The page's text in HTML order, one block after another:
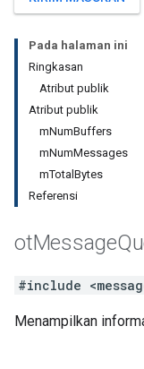
Pada halaman ini
Ringkasan
Atribut publik
Atribut publik
mNumBuffers
mNumMessages
mTotalBytes
Referensi
otMessage
#include
Menampilkan